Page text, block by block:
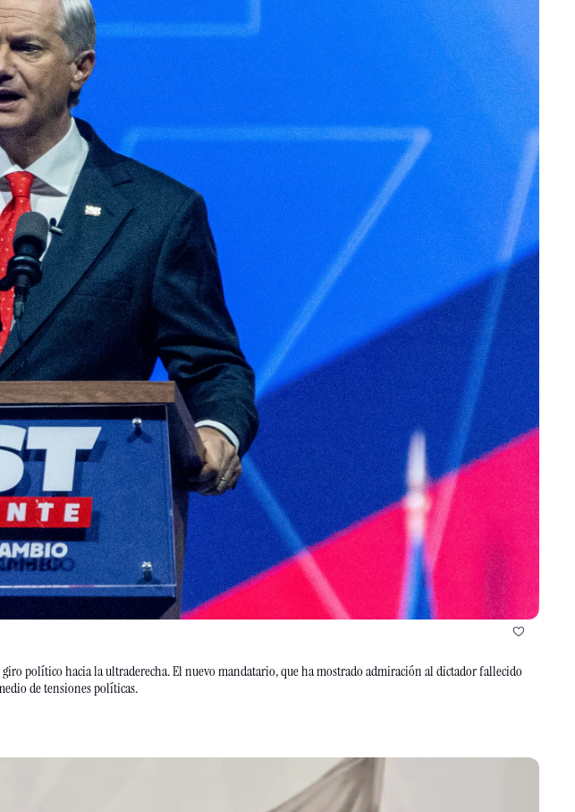
político hacia la ultraderecha. El nuevo mandatario, que ha mostrado admiración al dictador fallecido
de tensiones políticas.